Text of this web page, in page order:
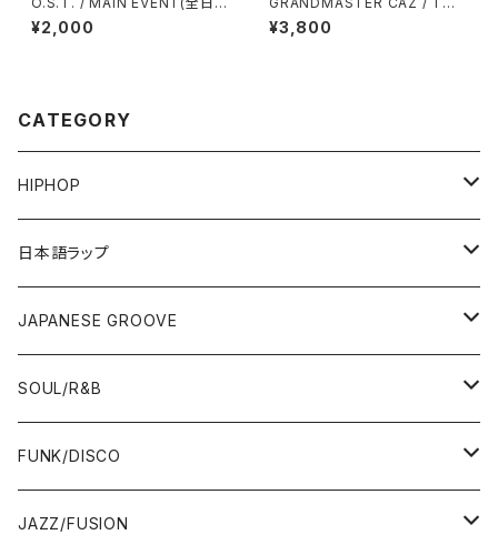
プロレス・テーマ・ソング・コレク
ション)
¥2,000
ALL THE PARTY PEOPLE
¥3,800
CATEGORY
HIPHOP
12"/7"
80'S OLD SCHOOL
EARLY 90'S MIDDLE〜NEW SCHOOL
LP
80'S OLD SCHOOL
EARLY 90'S MIDDLE〜NEW SCHOOL
日本語ラップ
12"/7"
80'S OLD SCHOOL〜EARLY 90'S
MID〜LATE 90'S
LP
80'S OLD SCHOOL〜EARLY 90'S
MID〜LATE 90'S
CD/TAPE
CD-R/DEMO/SAMPLE
JAPANESE GROOVE
LP
60'S/70'S
80'S
7"/12"
60'S/70'S
SOUL/R&B
LP
60'S/70'S
12"/7"
FUNK/DISCO
LP
JAZZ/FUSION